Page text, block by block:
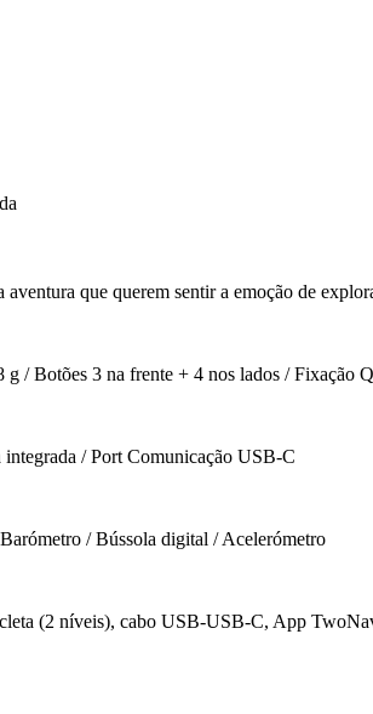
que querem sentir a emoção de
/ Botões 3 na frente + 4 nos lados /
/ Port Comunicação USB-C
/ Bússola digital / Acelerómetro
(2 níveis), cabo USB-USB-C, App